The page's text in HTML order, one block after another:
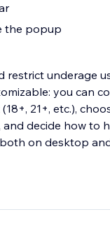
the popup
restrict underage
you can
21+, etc.),
decide how to
on desktop